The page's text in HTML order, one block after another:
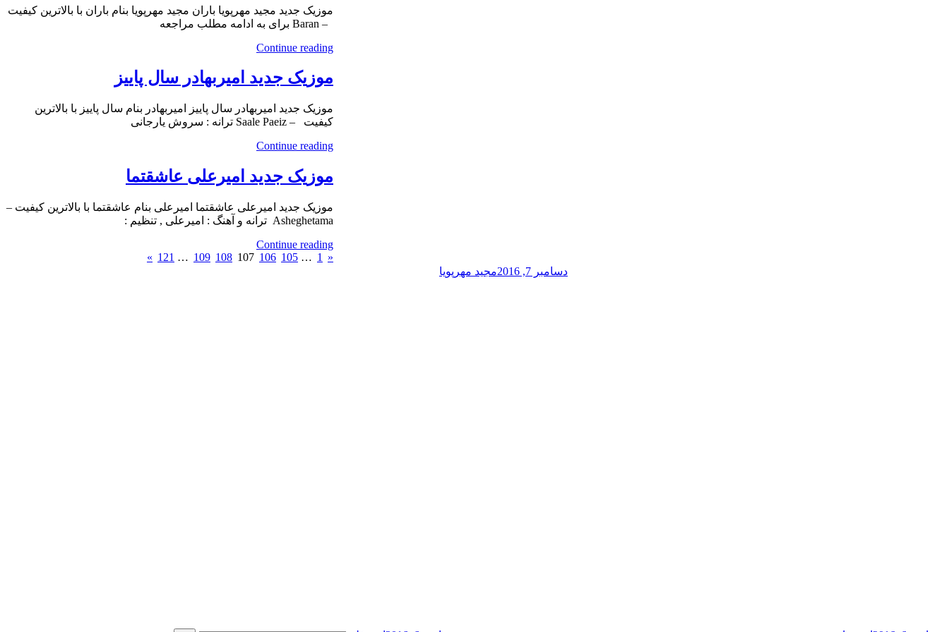
دسامبر 7, 2016 مجید مهرپویا
موزیک جدید مجید مهرپویا باران مجید مهرپویا بنام باران با بالاترین کیفیت
– Baran برای به ادامه مطلب مراجعه
Continue reading
موزیک جدید امیربهادر سال پاییز
موزیک جدید امیربهادر سال پاییز امیربهادر بنام سال پاییز با بالاترین
کیفیت – Saale Paeiz ترانه : سروش یارجانی
Continue reading
موزیک جدید امیرعلی عاشقتما
موزیک جدید امیرعلی عاشقتما امیرعلی بنام عاشقتما با بالاترین کیفیت –
Asheghetama ترانه و آهنگ : امیرعلی , تنظیم :
Continue reading
«
Previous
1
…
105
106
107
108
109
…
121
Next
»